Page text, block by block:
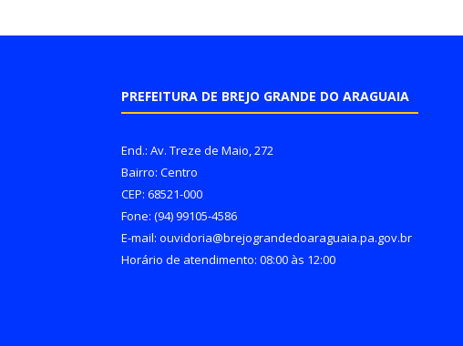
PREFEITURA DE BREJO GRANDE DO ARAGUAIA
End.: Av. Treze de Maio, 272
Bairro: Centro
CEP: 68521-000
Fone: (94) 99105-4586
E-mail: ouvidoria@brejograndedoaraguaia.pa.gov.br
Horário de atendimento: 08:00 às 12:00